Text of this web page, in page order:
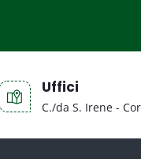
Uffici
C./da S. Irene -